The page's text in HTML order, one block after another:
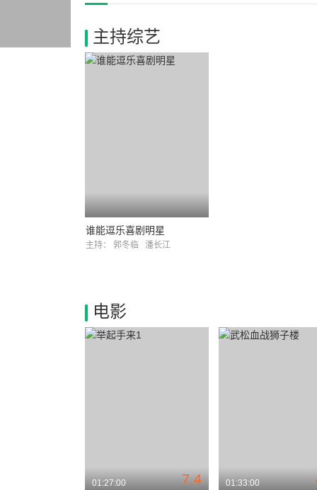
主持综艺
谁能逗乐喜剧明星
主持： 郭冬临 潘长江
电影
7.4
01:27:00 01:33:00